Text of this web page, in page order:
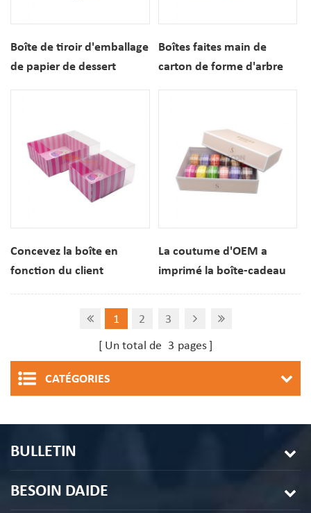
Boîte de tiroir d'emballage
de papier de dessert
de macaron
Boîtes faites main de
carton de forme d'arbre
dessert
Concevez la boîte en
fonction du client
beignet de biscuit Mochi
La coutume d'OEM a
imprimé la boîte-cadeau
pour le dessert
1 2
3
Un total de 3 pages
CATÉGORIES
BULLETIN
BESOIN DAIDE